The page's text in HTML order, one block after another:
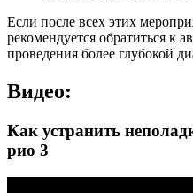
Если после всех этих
рекомендуется обратиться к
проведения более глубокой
Видео:
Как устранить
рио 3